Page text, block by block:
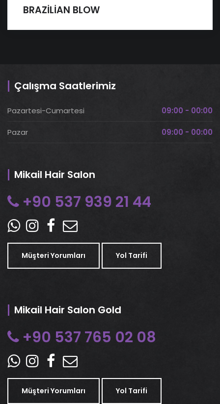
BRAZİLİAN BLOW
Çalışma Saatlerimiz
Pazartesi-Cumartesi 09:00 - 00:00
Pazar 09:00 - 00:00
Mikail Hair Salon
+90 537 939 21 44
Müşteri Yorumları Yol Tarifi
Mikail Hair Salon Gold
+90 537 765 02 08
Müşteri Yorumları Yol Tarifi